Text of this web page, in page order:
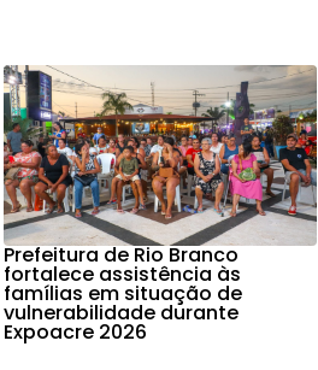
Prefeitura de Rio Branco
fortalece assistência às
famílias em situação de
vulnerabilidade durante
Expoacre 2026